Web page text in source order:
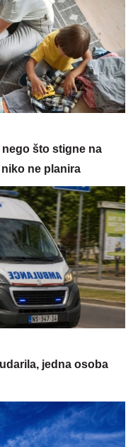
što stigne na
ne planira
jedna osoba